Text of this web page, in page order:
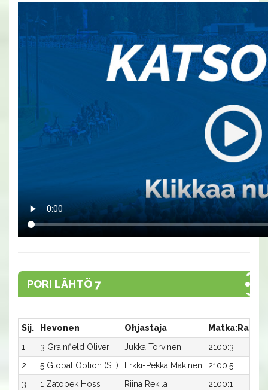
PORI LÄHTÖ 7
Sij. Hevonen Ohjastaja Matka:Rata
1
3 Grainfield Oliver Jukka Torvinen 2100:3
2
5 Global Option (SE) Erkki-Pekka Mäkinen 2100:5
3
1 Zatopek Hoss Riina Rekilä 2100:1